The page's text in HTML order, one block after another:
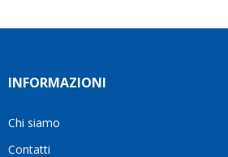
INFORMAZIONI
Chi siamo
Contatti